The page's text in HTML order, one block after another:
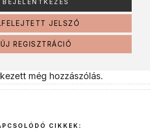
JELSZÓ
ÚJ REGISZTRÁCIÓ
még hozzászólás.
CIKKEK: